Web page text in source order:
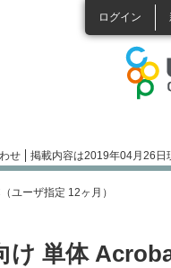
ログイン
せ 掲載内容は2019年04月26日
ユーザ指定 12ヶ月）
け 単体